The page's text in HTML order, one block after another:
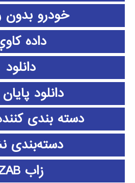
خودرو بدون
داده
دانلود
دانلود
دسته بندی
دسته‌بندی
زاب ZAB